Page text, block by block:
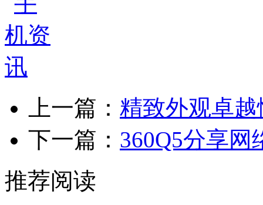
上一篇： 精致外观卓越
下一篇： 360Q5分享网
推荐阅读